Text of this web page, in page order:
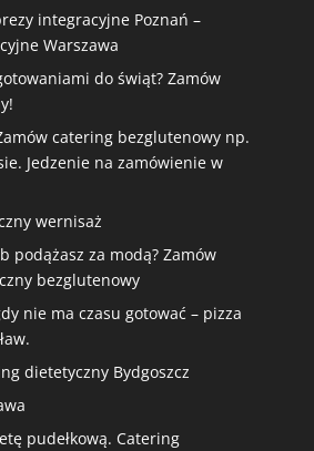
integracyjne Poznań –
Warszawa
do świąt? Zamów
catering bezglutenowy np.
Jedzenie na zamówienie w
wernisaż
podążasz za modą? Zamów
bezglutenowy
nie ma czasu gotować – pizza
dietetyczny Bydgoszcz
pudełkową. Catering